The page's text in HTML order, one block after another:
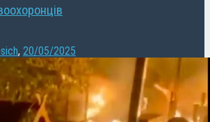
, 20/05/2025